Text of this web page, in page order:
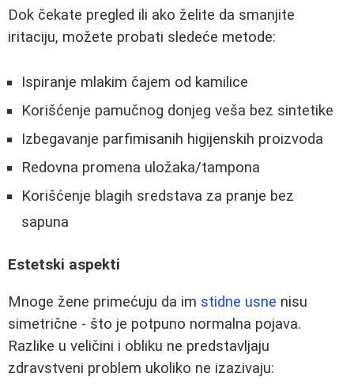
Dok čekate pregled ili ako želite da smanjite
iritaciju, možete probati sledeće metode:
Ispiranje mlakim čajem od kamilice
Korišćenje pamučnog donjeg veša bez sintetike
Izbegavanje parfimisanih higijenskih proizvoda
Redovna promena uložaka/tampona
Korišćenje blagih sredstava za pranje bez
sapuna
Estetski aspekti
Mnoge žene primećuju da im stidne usne nisu
simetrične - što je potpuno normalna pojava.
Razlike u veličini i obliku ne predstavljaju
zdravstveni problem ukoliko ne izazivaju: